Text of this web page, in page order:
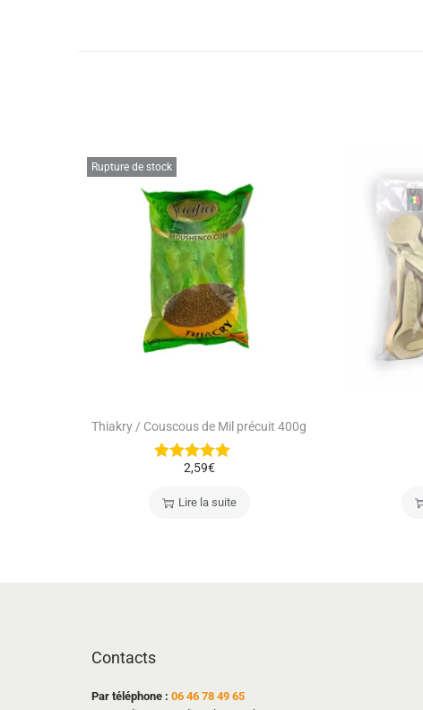
Rupture de stock
Thiakry / Couscous de Mil précuit 400g
2,59€
Lire la suite
Contacts
Par téléphone : 06 46 78 49 65